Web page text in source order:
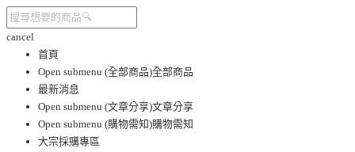
cancel
首頁
Open submenu (全部商品)全部商品
最新消息
Open submenu (文章分享)文章分享
Open submenu (購物需知)購物需知
大宗採購專區